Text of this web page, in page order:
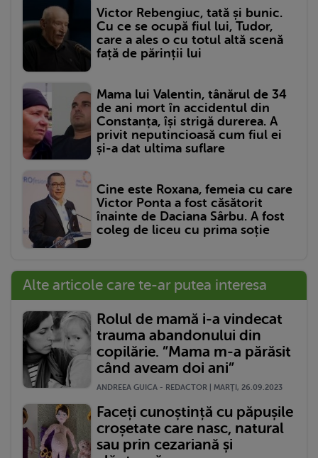
Victor Rebengiuc, tată și bunic.
Cu ce se ocupă fiul lui, Tudor,
care a ales o cu totul altă scenă
față de părinții lui
Mama lui Valentin, tânărul de 34
de ani mort în accidentul din
Constanța, își strigă durerea. A
privit neputincioasă cum fiul ei
și-a dat ultima suflare
Cine este Roxana, femeia cu care
Victor Ponta a fost căsătorit
înainte de Daciana Sârbu. A fost
coleg de liceu cu prima soție
Alte articole care te-ar putea interesa
Rolul de mamă i-a vindecat
trauma abandonului din
copilărie. ”Mama m-a părăsit
când aveam doi ani”
ANDREEA GUICA - REDACTOR | MARŢI, 26.09.2023
Faceți cunoștință cu păpușile
croșetate care nasc, natural
sau prin cezariană și